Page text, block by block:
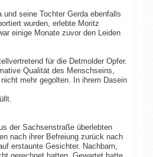
und seine Tochter Gerda ebenfalls
wurden, erlebte Moritz
einige Monate zuvor den Leiden
für die Detmolder Opfer.
Qualität des Menschseins,
mehr gegolten. In ihrem Dasein
der Sachsenstraße überlebten
nach ihrer Befreiung zurück nach
erstaunte Gesichter. Nachbarn,